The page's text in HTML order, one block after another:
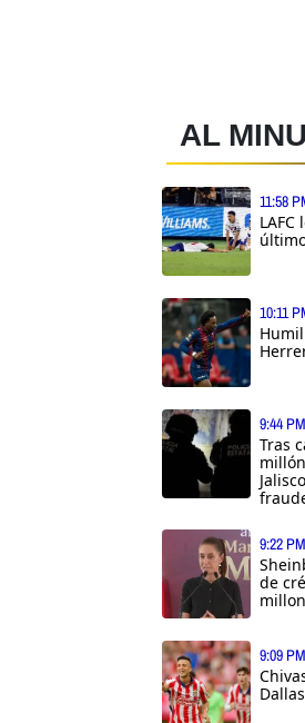
AL
11:58
10:11
9:44 PM
Tras
9:22 PM
de
9:09 PM